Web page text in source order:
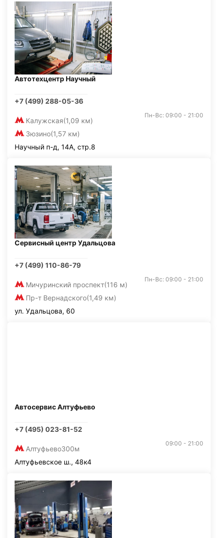
Автотехцентр Научный
+7 (499) 288-05-36
Калужская(1,09 км)
Зюзино(1,57 км)
Пн-Вс: 09:00 - 21:00
Научный п-д, 14А, стр.8
Сервисный центр Удальцова
+7 (499) 110-86-79
Мичуринский проспект(116 м)
Пр-т Вернадского(1,49 км)
Пн-Вс: 09:00 - 21:00
ул. Удальцова, 60
Автосервис Алтуфьево
+7 (495) 023-81-52
Алтуфьево300м
09:00 - 21:00
Алтуфьевское ш., 48к4